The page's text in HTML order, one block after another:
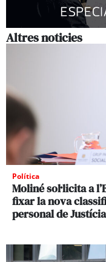
Altres noticies
Política
Moliné sol·licita a
fixar la nova
personal de Justícia